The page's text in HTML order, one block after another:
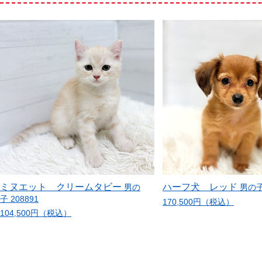
ミヌエット クリームタビー 男の
子 208891
104,500円（税込）
ハーフ犬 レッド 男の
170,500円（税込）